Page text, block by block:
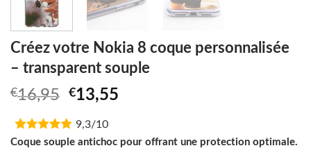
Créez votre Nokia 8 coque personnalisée
– transparent souple
€16,95 Original
was:
€16,95.
€13,55
€13,55.
9,3/10
Coque souple antichoc pour offrant une protection optimale.